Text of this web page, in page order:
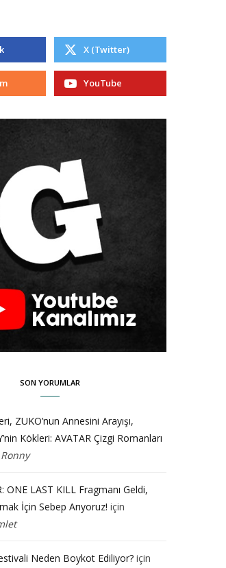
X (Twitter)
YouTube
SON YORUMLAR
ZUKO’nun Annesini Arayışı,
Kökleri: AVATAR Çizgi Romanları
Ronny
ONE LAST KILL Fragmanı Geldi,
İçin Sebep Arıyoruz! için
Neden Boykot Ediliyor? için